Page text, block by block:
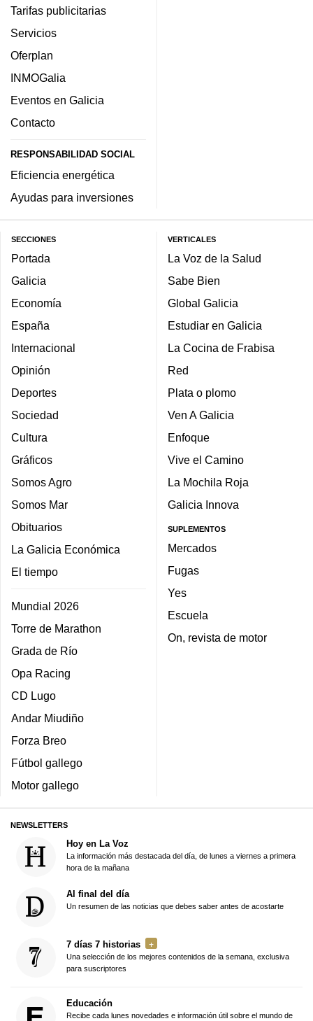
Tarifas publicitarias
Servicios
Oferplan
INMOGalia
Eventos en Galicia
Contacto
RESPONSABILIDAD SOCIAL
Eficiencia energética
Ayudas para inversiones
SECCIONES
Portada
Galicia
Economía
España
Internacional
Opinión
Deportes
Sociedad
Cultura
Gráficos
Somos Agro
Somos Mar
Obituarios
La Galicia Económica
El tiempo
Mundial 2026
Torre de Marathon
Grada de Río
Opa Racing
CD Lugo
Andar Miudiño
Forza Breo
Fútbol gallego
Motor gallego
VERTICALES
La Voz de la Salud
Sabe Bien
Global Galicia
Estudiar en Galicia
La Cocina de Frabisa
Red
Plata o plomo
Ven A Galicia
Enfoque
Vive el Camino
La Mochila Roja
Galicia Innova
SUPLEMENTOS
Mercados
Fugas
Yes
Escuela
On, revista de motor
NEWSLETTERS
Hoy en La Voz
La información más destacada del día, de lunes a viernes a primera
hora de la mañana
Al final del día
Un resumen de las noticias que debes saber antes de acostarte
7 días 7 historias
Una selección de los mejores contenidos de la semana, exclusiva
para suscriptores
Educación
Recibe cada lunes novedades e información útil sobre el mundo de